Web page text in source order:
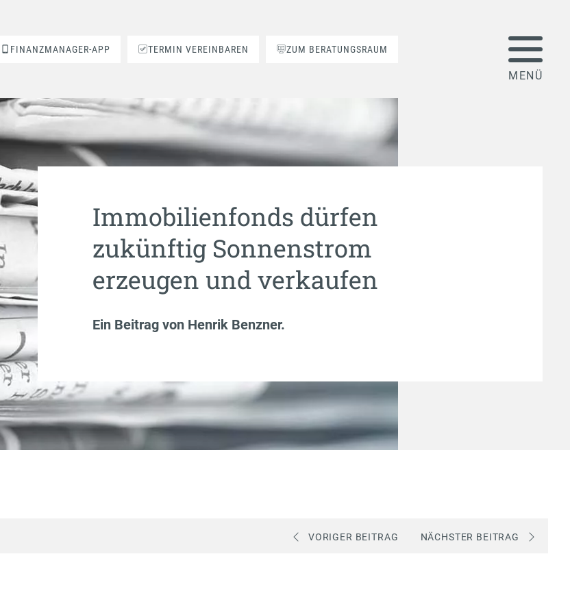
FINANZMANAGER-APP TERMIN VEREINBAREN ZUM BERATUNGSRAUM
Immobilienfonds dürfen
zukünftig Sonnenstrom
erzeugen und verkaufen
Ein Beitrag von Henrik Benzner.
VORIGER BEITRAG NÄCHSTER BEITRAG